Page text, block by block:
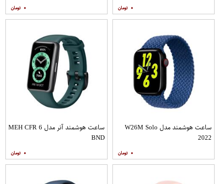
۰ ۰
ساعت هوشمند مدل W26M Solo
2022
۰
ساعت هوشمند آنر مدل MEH CFR 6
BND
۰